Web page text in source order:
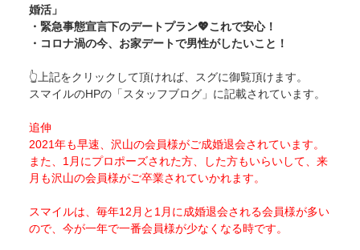
婚活」
・ 緊急事態宣言下のデートプラン💖これで安心！
・ コロナ渦の今、お家デートで男性がしたいこと！
👆上記をクリックして頂ければ、スグに御覧頂けます。
スマイルのHPの「スタッフブログ」に記載されています。
追伸
2021年も早速、沢山の会員様がご成婚退会されています。
また、1月にプロポーズされた方、した方もいらいして、来
月も沢山の会員様がご卒業されていかれます。
スマイルは、毎年12月と1月に成婚退会される会員様が多い
ので、今が一年で一番会員様が少なくなる時です。